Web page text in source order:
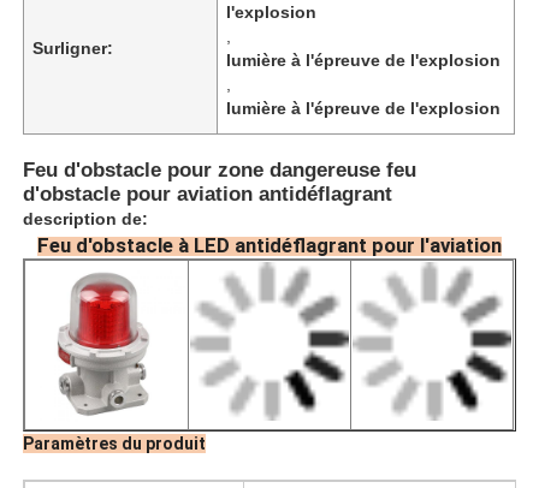
Surligner:
l'explosion
lumière à l'épreuve de l'explosion
lumière à l'épreuve de l'explosion
Feu d'obstacle pour zone dangereuse feu
d'obstacle pour aviation antidéflagrant
description de:
Feu d'obstacle à LED antidéflagrant pour l'aviation
Paramètres du produit